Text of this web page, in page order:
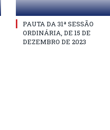
PAUTA DA 31ª SESSÃO
ORDINÁRIA, DE 15 DE
DEZEMBRO DE 2023